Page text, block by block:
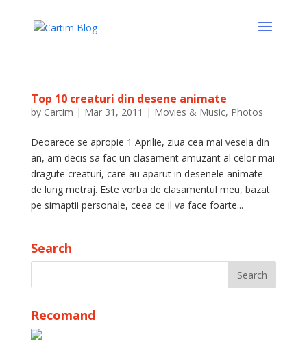
Top 10 creaturi din desene animate
by Cartim | Mar 31, 2011 | Movies & Music, Photos
Deoarece se apropie 1 Aprilie, ziua cea mai vesela din
an, am decis sa fac un clasament amuzant al celor mai
dragute creaturi, care au aparut in desenele animate
de lung metraj. Este vorba de clasamentul meu, bazat
pe simaptii personale, ceea ce il va face foarte...
Search
Recomand